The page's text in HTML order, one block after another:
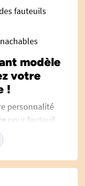
fauteuils
modèle
votre
!
personnalité
pour fauteuil
la flasque
votre
vos